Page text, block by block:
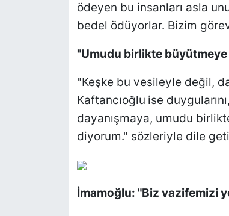
ödeyen bu insanları asla
bedel ödüyorlar. Bizim
"Umudu birlikte
"Keşke bu vesileyle değil,
Kaftancıoğlu ise
dayanışmaya, umudu
diyorum." sözleriyle dile
İmamoğlu: "Biz vazifemizi